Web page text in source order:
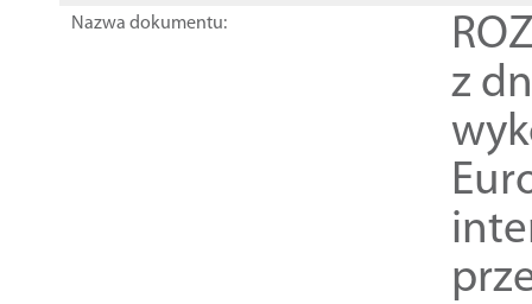
Nazwa dokumentu:
z